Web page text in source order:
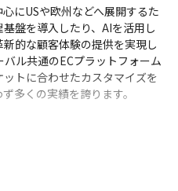
にUSや欧州などへ展開するた
盤を導入したり、AIを活用し
的な顧客体験の提供を実現し
ル共通のECプラットフォーム
トに合わせたカスタマイズを
多くの実績を誇ります。
において、「Digital